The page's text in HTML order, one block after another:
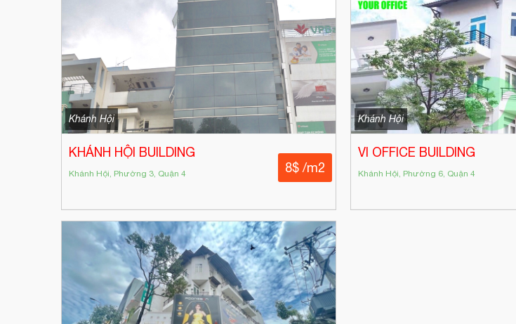
Khánh Hội
KHÁNH HỘI BUILDING
Khánh Hội, Phường 3, Quận 4 8$ /m2
Khánh Hội
VI OFFICE BUILDING
Khánh Hội, Phường 6, Quận 4